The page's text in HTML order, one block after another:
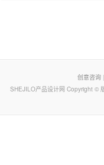
创意咨询|
SHEJILO产品设计网 Copyright ©